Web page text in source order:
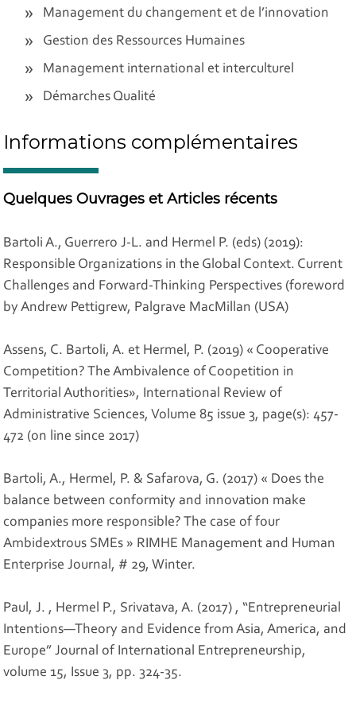
Management du changement et de l’innovation
Gestion des Ressources Humaines
Management international et interculturel
Démarches Qualité
Informations complémentaires
Quelques Ouvrages et Articles récents
Bartoli A., Guerrero J-L. and Hermel P. (eds) (2019):
Responsible Organizations in the Global Context. Current
Challenges and Forward-Thinking Perspectives (foreword
by Andrew Pettigrew, Palgrave MacMillan (USA)
Assens, C. Bartoli, A. et Hermel, P. (2019) « Cooperative
Competition? The Ambivalence of Coopetition in
Territorial Authorities», International Review of
Administrative Sciences, Volume 85 issue 3, page(s): 457-
472 (on line since 2017)
Bartoli, A., Hermel, P. & Safarova, G. (2017) « Does the
balance between conformity and innovation make
companies more responsible? The case of four
Ambidextrous SMEs » RIMHE Management and Human
Enterprise Journal, # 29, Winter.
Paul, J. , Hermel P., Srivatava, A. (2017) , “Entrepreneurial
Intentions—Theory and Evidence from Asia, America, and
Europe” Journal of International Entrepreneurship,
volume 15, Issue 3, pp. 324-35.